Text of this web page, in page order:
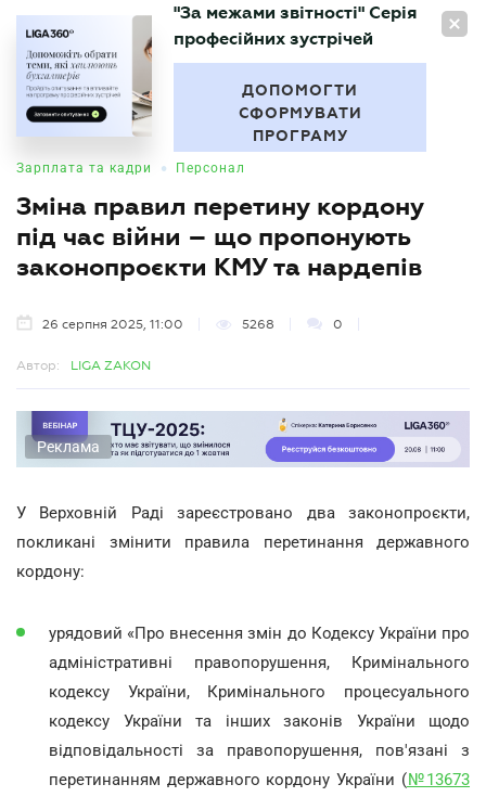
UA
БУХГАЛТЕР
"За межами звітності" Серія
професійних зустрічей
ДОПОМОГТИ
СФОРМУВАТИ
ПРОГРАМУ
Зарплата та кадри • Персонал
Зміна правил перетину кордону
під час війни – що пропонують
законопроєкти КМУ та нардепів
26 серпня 2025, 11:00 5268 0
Автор: LIGA ZAKON
Реклама
У Верховній Раді зареєстровано два законопроєкти,
покликані змінити правила перетинання державного
кордону:
урядовий «Про внесення змін до Кодексу України про
адміністративні правопорушення, Кримінального
кодексу України, Кримінального процесуального
кодексу України та інших законів України щодо
відповідальності за правопорушення, пов'язані з
перетинанням державного кордону України (№13673